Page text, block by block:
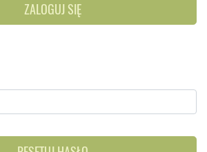
ZALOGUJ SIĘ